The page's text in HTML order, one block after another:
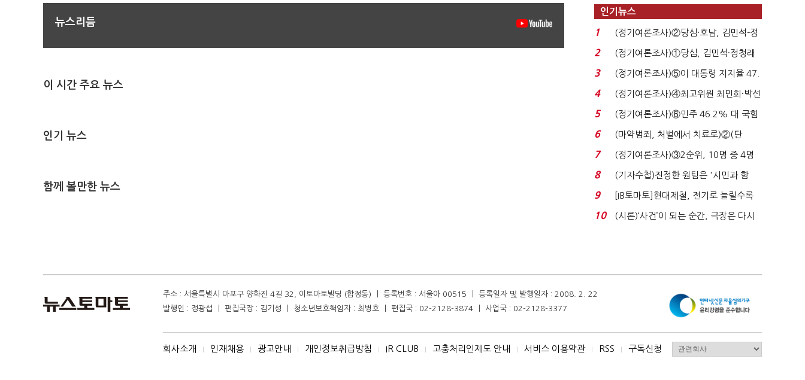
뉴스리듬
이 시간 주요 뉴스
인기 뉴스
함께 볼만한 뉴스
인기뉴스
1
(정기여론조사)②당심·호남, 김민석-정
청래 '초접전'...
2
(정기여론조사)①당심, 김민석·정청래
'초접전'…대통령 ...
3
(정기여론조사)⑤이 대통령 지지율 47.
7%…일주일 만에 ...
4
(정기여론조사)④최고위원 최민희·박선
원 '양강'…서미...
5
(정기여론조사)⑥민주 46.2% 대 국힘
31.0%…오차범위 밖 ...
6
(마약범죄, 처벌에서 치료로)②(단
독)"마약은 전염병…여성...
7
(정기여론조사)③2순위, 10명 중 4명
'송영길'…정청래 '한 ...
8
(기자수첩)진정한 원팀은 '시민과 함
께'일 때 완성...
9
[IB토마토]현대제철, 전기로 늘릴수록
전기료 부담…저...
10
(시론)‘사건’이 되는 순간, 극장은 다시
주소 : 서울특별시 마포구 양화진 4길 32, 이토마토빌딩 (합정동) ㅣ 등록번호 : 서울아 00515 ㅣ 등록일자 및 발행일자 : 2008. 2. 22
발행인 : 정광섭 ㅣ 편집국장 : 김기성 ㅣ 청소년보호책임자 : 최병호 ㅣ 편집국 : 02-2128-3874 ㅣ 사업국 : 02-2128-3377
회사소개 I 인재채용 I 광고안내 I 개인정보취급방침 I IR CLUB I 고충처리인제도 안내 I 서비스 이용약관 I RSS I 구독신청